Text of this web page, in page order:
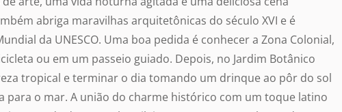
abriga maravilhas arquitetônicas do século XVI e é
da UNESCO. Uma boa pedida é conhecer a Zona Colonial,
ou em um passeio guiado. Depois, no Jardim Botânico
tropical e terminar o dia tomando um drinque ao pôr do sol
para o mar. A união do charme histórico com um toque latino